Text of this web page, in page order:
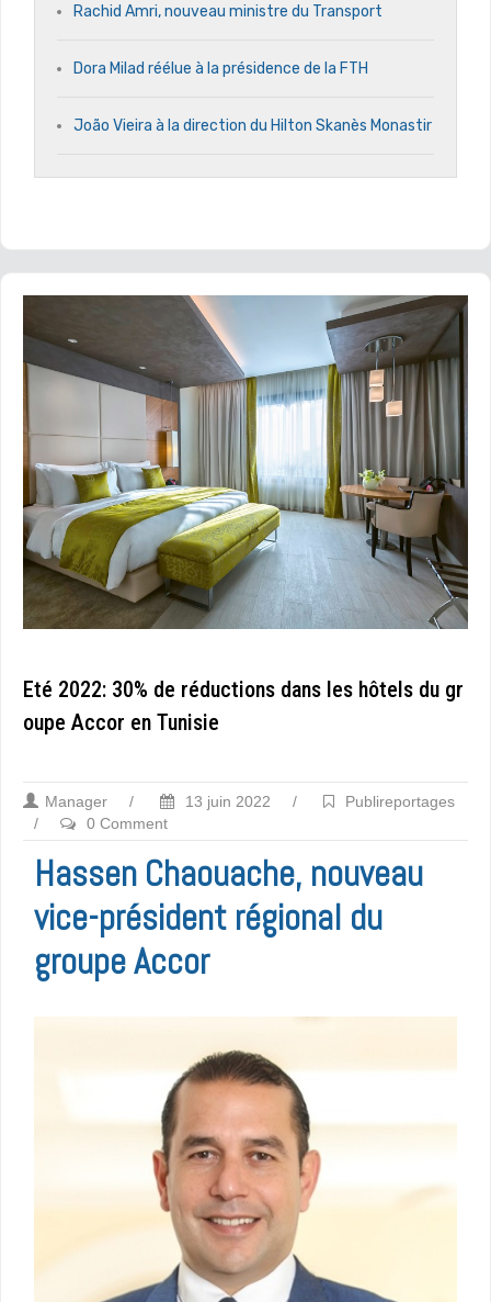
Rachid Amri, nouveau ministre du Transport
Dora Milad réélue à la présidence de la FTH
João Vieira à la direction du Hilton Skanès Monastir
Eté 2022: 30% de réductions dans les hôtels du gr
oupe Accor en Tunisie
Manager / 13 juin 2022 /
Publireportages
/
0 Comment
Hassen Chaouache, nouveau
vice-président régional du
groupe Accor